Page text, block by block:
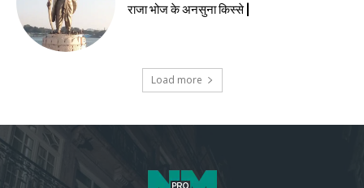
राजा भोज के अनसुना किस्से |
Load more